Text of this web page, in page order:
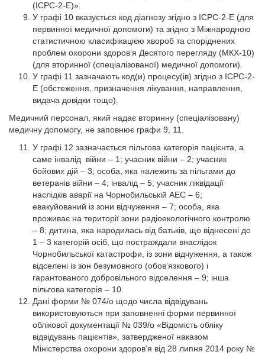
(ICPC-2-E)».
У графі 10 вказується код діагнозу згідно з ICPC-2-E (для
первинної медичної допомоги) та згідно з Міжнародною
статистичною класифікацією хвороб та споріднених
проблем охорони здоров’я Десятого перегляду (МКХ-10)
(для вторинної (спеціалізованої) медичної допомоги).
У графі 11 зазначають код(и) процесу(ів) згідно з ICPC-2-
E (обстеження, призначення лікування, направлення,
видача довідки тощо).
Медичний персонал, який надає вторинну (спеціалізовану)
медичну допомогу, не заповнює графи 9, 11.
У графі 12 зазначається пільгова категорія пацієнта, а
саме інвалід війни – 1; учасник війни – 2; учасник
бойових дій – 3; особа, яка належить за пільгами до
ветеранів війни – 4; інвалід – 5; учасник ліквідації
наслідків аварії на Чорнобильській АЕС – 6;
евакуйований із зони відчуження – 7; особа, яка
проживає на території зони радіоекологічного контролю
– 8; дитина, яка народилась від батьків, що віднесені до
1 – 3 категорій осіб, що постраждали внаслідок
Чорнобильської катастрофи, із зони відчуження, а також
відселені із зон безумовного (обов’язкового) і
гарантованого добровільного відселення – 9; інша
пільгова категорія – 10.
Дані форми № 074/о щодо числа відвідувань
використовуються при заповненні форми первинної
облікової документації № 039/о «Відомість обліку
відвідувань пацієнтів», затвердженої наказом
Міністерства охорони здоров’я від 28 липня 2014 року №